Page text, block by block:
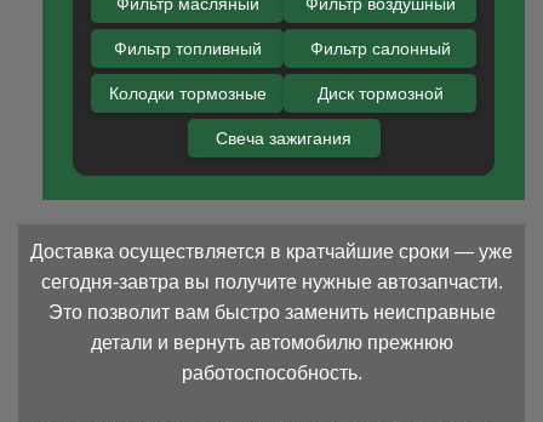
Фильтр топливный Фильтр салонный
Колодки тормозные Диск тормозной
Свеча зажигания
Доставка осуществляется в кратчайшие сроки — уже
сегодня-завтра вы получите нужные автозапчасти.
Это позволит вам быстро заменить неисправные
детали и вернуть автомобилю прежнюю
работоспособность.